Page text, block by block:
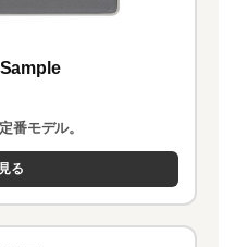
番モデル。
る